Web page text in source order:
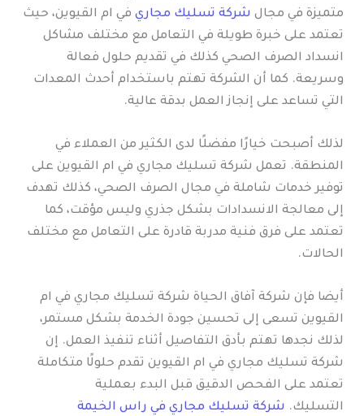
متميزة في مجال شركة تسليك مجاري في ام القيوين، حيث
تعتمد على خبرة طويلة في التعامل مع مختلف مشاكل
انسداد الصرف الصحي كذلك في تقديم حلول فعالة
وسريعة. كما أن الشركة تهتم باستخدام أحدث المعدات
التي تساعد على إنجاز العمل بدقة عالية.
لذلك أصبحت خيارًا مفضلًا لدى الكثير من العملاء في
المنطقة. تعمل شركة تسليك مجاري في ام القيوين على
توفير خدمات شاملة في مجال الصرف الصحي، كذلك تهدف
إلى معالجة الانسدادات بشكل جذري وليس مؤقت، كما
تعتمد على فرق فنية مدربة قادرة على التعامل مع مختلف
الحالات.
أيضا فإن شركة آفاق الحياة شركة تسليك مجاري في ام
القيوين تسعى إلى تحسين جودة الخدمة بشكل مستمر،
لذلك نجدها تهتم بأدق التفاصيل أثناء تنفيذ العمل. إن
شركة تسليك مجاري في ام القيوين تقدم حلولًا متكاملة
تعتمد على الفحص الدقيق قبل البدء بعملية
التسليك. شركة تسليك مجاري في راس الخيمة